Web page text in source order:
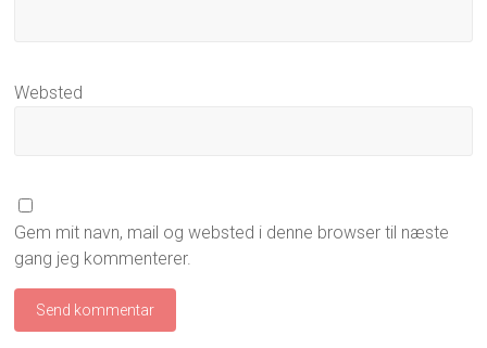
Websted
Gem mit navn, mail og websted i denne browser til næste
gang jeg kommenterer.